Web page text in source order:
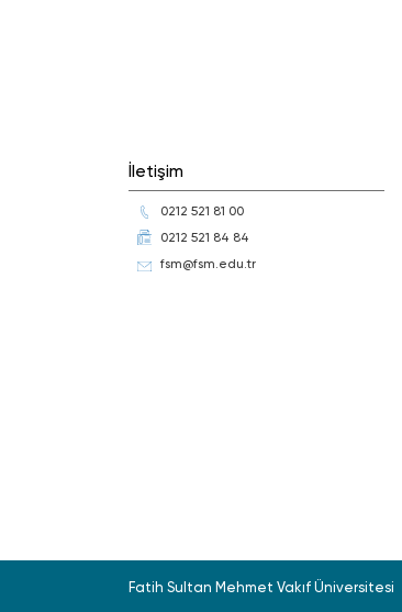
İletişim
0212 521 81 00
0212 521 84 84
fsm@fsm.edu.tr
Fatih Sultan Mehmet Vakıf Üniversitesi